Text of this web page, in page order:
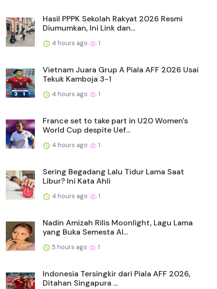
Hasil PPPK Sekolah Rakyat 2026 Resmi
Diumumkan, Ini Link dan...
4 hours ago 1
Vietnam Juara Grup A Piala AFF 2026 Usai
Tekuk Kamboja 3-1
4 hours ago 1
France set to take part in U20 Women's
World Cup despite Uef...
4 hours ago 1
Sering Begadang Lalu Tidur Lama Saat
Libur? Ini Kata Ahli
4 hours ago 1
Nadin Amizah Rilis Moonlight, Lagu Lama
yang Buka Semesta Al...
5 hours ago 1
Indonesia Tersingkir dari Piala AFF 2026,
Ditahan Singapura ...